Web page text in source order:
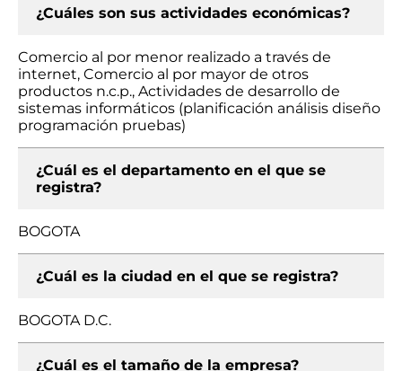
¿Cuáles son sus actividades económicas?
Comercio al por menor realizado a través de
internet, Comercio al por mayor de otros
productos n.c.p., Actividades de desarrollo de
sistemas informáticos (planificación análisis diseño
programación pruebas)
¿Cuál es el departamento en el que se
registra?
BOGOTA
¿Cuál es la ciudad en el que se registra?
BOGOTA D.C.
¿Cuál es el tamaño de la empresa?